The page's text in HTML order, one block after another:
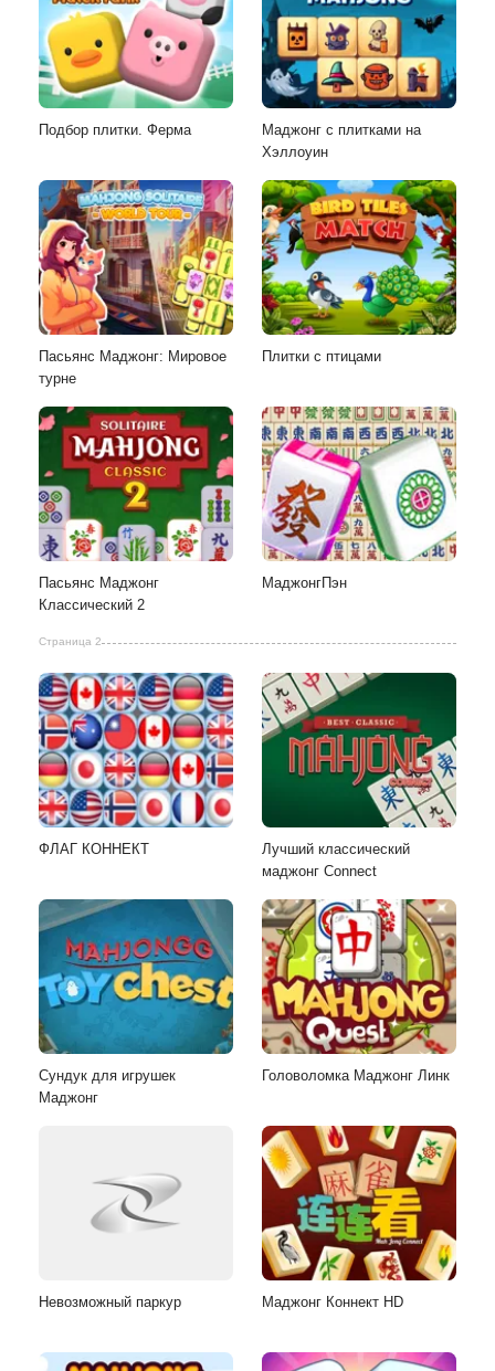
Подбор плитки. Ферма
Маджонг с плитками на
Хэллоуин
Пасьянс Маджонг: Мировое
турне
Плитки с птицами
Пасьянс Маджонг
Классический 2
МаджонгПэн
Страница 2
ФЛАГ КОННЕКТ
Лучший классический
маджонг Connect
Сундук для игрушек
Маджонг
Головоломка Маджонг Линк
Невозможный паркур Маджонг Коннект HD